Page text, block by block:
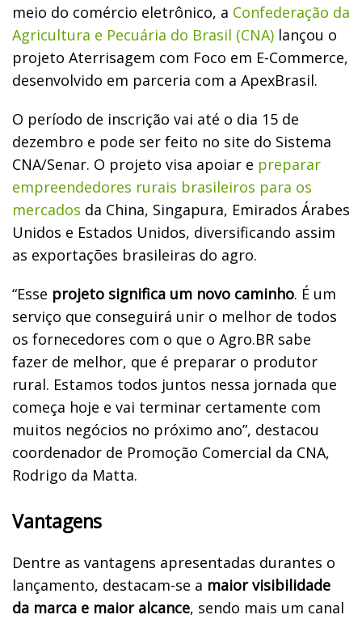
meio do comércio eletrônico, a Confederação da
Agricultura e Pecuária do Brasil (CNA) lançou o
projeto Aterrisagem com Foco em E-Commerce,
desenvolvido em parceria com a ApexBrasil.
O período de inscrição vai até o dia 15 de
dezembro e pode ser feito no site do Sistema
CNA/Senar. O projeto visa apoiar e preparar
empreendedores rurais brasileiros para os
mercados da China, Singapura, Emirados Árabes
Unidos e Estados Unidos, diversificando assim
as exportações brasileiras do agro.
“Esse projeto significa um novo caminho. É um
serviço que conseguirá unir o melhor de todos
os fornecedores com o que o Agro.BR sabe
fazer de melhor, que é preparar o produtor
rural. Estamos todos juntos nessa jornada que
começa hoje e vai terminar certamente com
muitos negócios no próximo ano”, destacou
coordenador de Promoção Comercial da CNA,
Rodrigo da Matta.
Vantagens
Dentre as vantagens apresentadas durantes o
lançamento, destacam-se a maior visibilidade
da marca e maior alcance, sendo mais um canal